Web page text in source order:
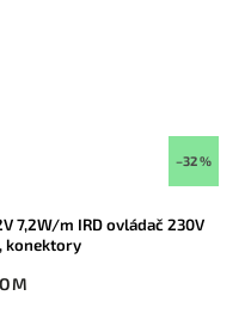
–32 %
7,2W/m IRD ovládač 230V
konektory